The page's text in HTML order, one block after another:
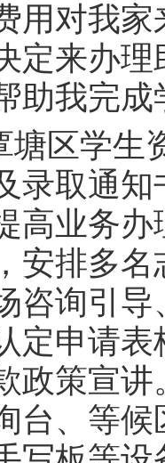
用对我
定来办
助我完成
塘区学生
录取通
高业务
安排多
咨询引
定申请
政策宣
台、等